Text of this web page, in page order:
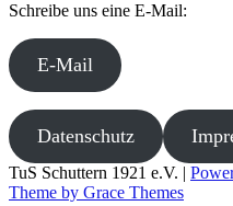
Schreibe uns eine E-Mail:
E-Mail
Datenschutz
TuS Schuttern 1921 e.V. |
Theme by Grace Themes